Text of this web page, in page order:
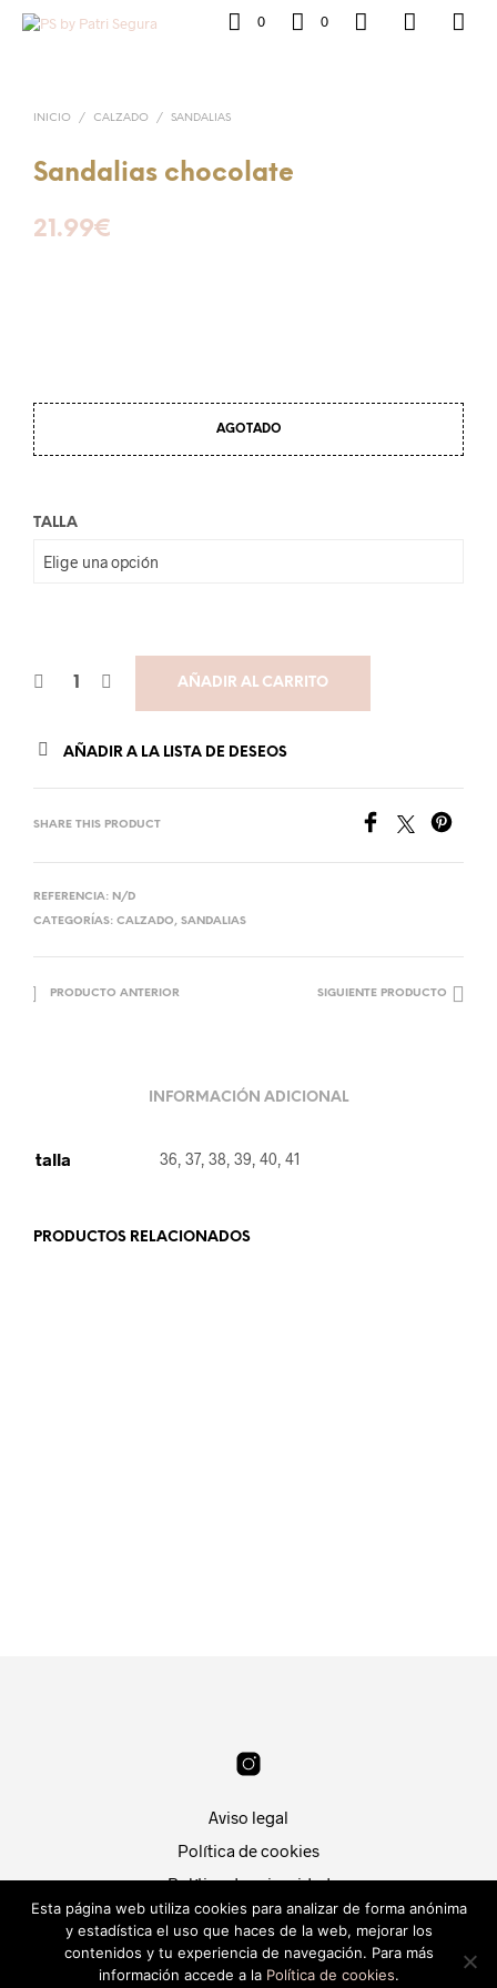
0 0
INICIO / CALZADO / SANDALIAS
Sandalias chocolate
21.99€
AGOTADO
TALLA
AÑADIR AL CARRITO
AÑADIR A LA LISTA DE DESEOS
SHARE THIS PRODUCT
REFERENCIA: N/D
CATEGORÍAS: CALZADO, SANDALIAS
PRODUCTO ANTERIOR SIGUIENTE PRODUCTO
INFORMACIÓN ADICIONAL
talla 36, 37, 38, 39, 40, 41
PRODUCTOS RELACIONADOS
Aviso legal
Política de cookies
Política de privacidad
Condiciones de compra
Desarrollado porPiwity.es
Patri Segura
Hola, ¿En que puedo
ayudarte?
Esta página web utiliza cookies para analizar de forma anónima
y estadística el uso que haces de la web, mejorar los
contenidos y tu experiencia de navegación. Para más
información accede a la Política de cookies.